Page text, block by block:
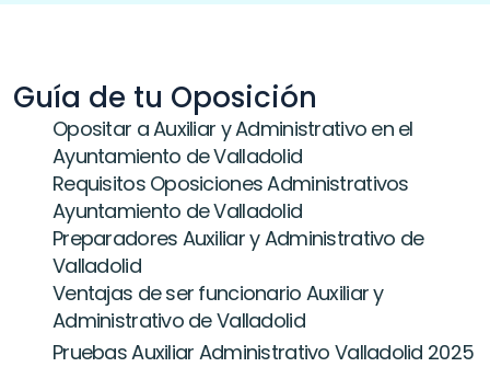
Guía de tu Oposición
Opositar a Auxiliar y Administrativo en el
Ayuntamiento de Valladolid
Requisitos Oposiciones Administrativos
Ayuntamiento de Valladolid
Preparadores Auxiliar y Administrativo de
Valladolid
Ventajas de ser funcionario Auxiliar y
Administrativo de Valladolid
Pruebas Auxiliar Administrativo Valladolid 2025